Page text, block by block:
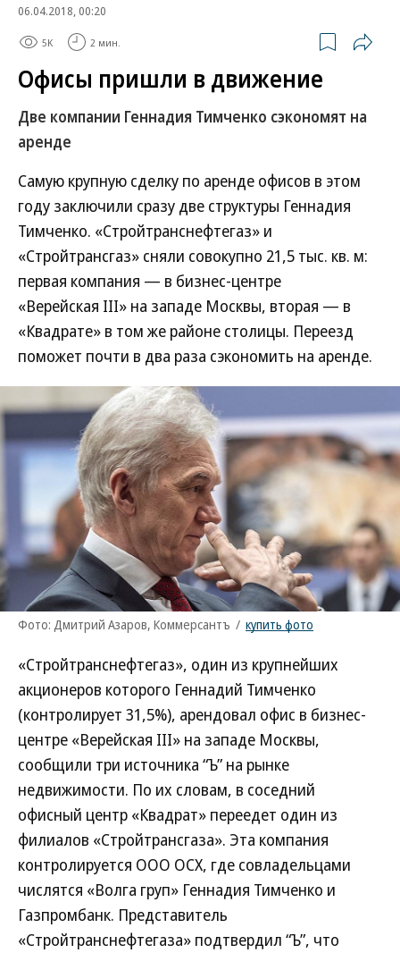
06.04.2018, 00:20
5K 2 мин.
Офисы пришли в движение
Две компании Геннадия Тимченко сэкономят на
аренде
Самую крупную сделку по аренде офисов в этом
году заключили сразу две структуры Геннадия
Тимченко. «Стройтранснефтегаз» и
«Стройтрансгаз» сняли совокупно 21,5 тыс. кв. м:
первая компания — в бизнес-центре
«Верейская III» на западе Москвы, вторая — в
«Квадрате» в том же районе столицы. Переезд
поможет почти в два раза сэкономить на аренде.
Фото: Дмитрий Азаров, Коммерсантъ / купить фото
«Стройтранснефтегаз», один из крупнейших
акционеров которого Геннадий Тимченко
(контролирует 31,5%), арендовал офис в бизнес-
центре «Верейская III» на западе Москвы,
сообщили три источника “Ъ” на рынке
недвижимости. По их словам, в соседний
офисный центр «Квадрат» переедет один из
филиалов «Стройтрансгаза». Эта компания
контролируется ООО ОСХ, где совладельцами
числятся «Волга груп» Геннадия Тимченко и
Газпромбанк. Представитель
«Стройтранснефтегаза» подтвердил “Ъ”, что